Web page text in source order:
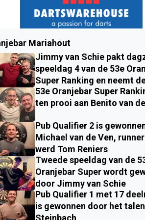
Mariahout
Jimmy van Schie pakt
speeldag 4 van de 53e
Super Ranking en neemt
53e Oranjebar Super
ten prooi aan Benito van
Pub Qualifier 2 is
Michael van de Ven,
werd Tom Reniers
Tweede speeldag van de
Oranjebar Super wordt
door Jimmy van Schie
Pub Qualifier 1 met 17
is gewonnen door het